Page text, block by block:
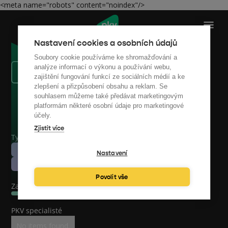
Nastavení cookies a osobních údajů
Soubory cookie používáme ke shromažďování a
analýze informací o výkonu a používání webu,
zajištění fungování funkcí ze sociálních médií a ke
zlepšení a přizpůsobení obsahu a reklam. Se
souhlasem můžeme také předávat marketingovým
platformám některé osobní údaje pro marketingové
účely.
Zjistit více
Nastavení
Povolit vše
<meta name="robots" content="noindex"/>
Zpět na reference
Typ zakázky
Začátek spolupráce
PKV specialisté